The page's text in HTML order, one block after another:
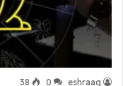
eshraag
0
38